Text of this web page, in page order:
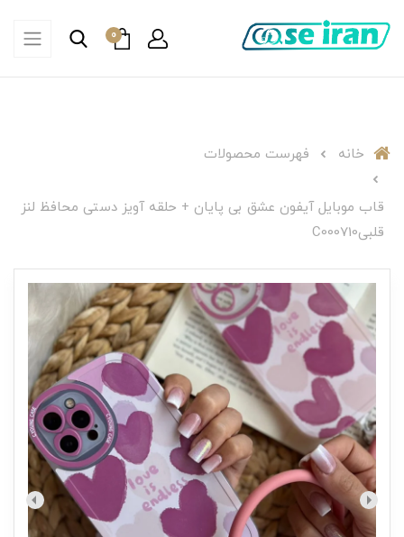
0
خانه فهرست محصولات
قاب موبایل آیفون عشق بی پایان + حلقه آویز دستی محافظ لنز
قلبیC000710